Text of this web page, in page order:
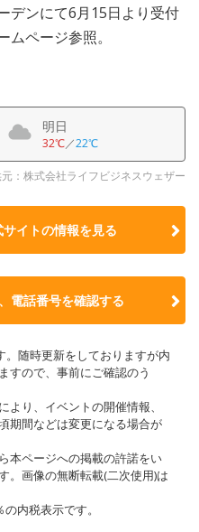
デンにて6月15日より受付
ページ参照。
明日
32℃／22℃
：株式会社ライフビジネスウェザー
イトの情報を見る
電話番号を確認する
随時更新をしておりますが内
すので、事前にご確認のう
り、イベントの開催情報、
期間などは変更になる場合が
本ページへの掲載の許諾をい
。画像の無断転載(二次使用)は
内税表示です。